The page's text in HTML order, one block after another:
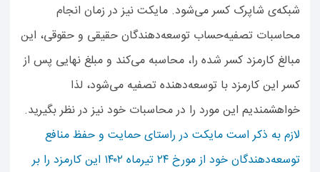
شبکه‌ی شاپرک کسر می‌شود. مایکت نیز در زمان انجام
محاسبات تصفیه‌حساب توسعه‌دهندگان حقیقی و حقوقی، این
مبالغ کارمزد کسر شده را، محاسبه می‌کند و مبلغ نهایی پس از
کسر این کارمزد با توسعه‌دهنده تصفیه می‌شود، لذا
خواهشمندیم این مورد را در محاسبات خود نیز در نظر بگیرید.
لازم به ذکر است مایکت در راستای حمایت و حفظ منافع
توسعه‌دهندگان خود از مورخ ۲۴ تیرماه ۱۴۰۲ این کارمزد را بر